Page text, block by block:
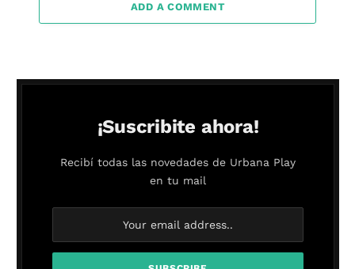
ADD A COMMENT
¡Suscribite ahora!
Recibí todas las novedades de Urbana Play
en tu mail